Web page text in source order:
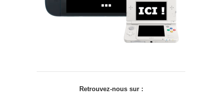
Retrouvez-nous sur :